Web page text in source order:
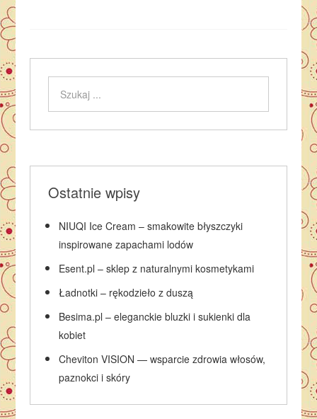
Ostatnie wpisy
NIUQI Ice Cream – smakowite błyszczyki
inspirowane zapachami lodów
Esent.pl – sklep z naturalnymi kosmetykami
Ładnotki – rękodzieło z duszą
Besima.pl – eleganckie bluzki i sukienki dla
kobiet
Cheviton VISION — wsparcie zdrowia włosów,
paznokci i skóry